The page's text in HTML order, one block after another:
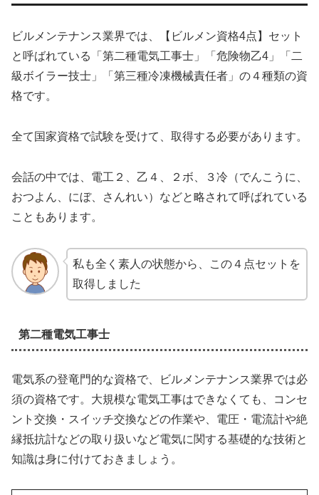
ビルメンテナンス業界では、【ビルメン資格4点】セット
と呼ばれている「第二種電気工事士」「危険物乙4」「二
級ボイラー技士」「第三種冷凍機械責任者」の４種類の資
格です。
全て国家資格で試験を受けて、取得する必要があります。
会話の中では、電工２、乙４、２ボ、３冷（でんこうに、
おつよん、にぼ、さんれい）などと略されて呼ばれている
こともあります。
私も全く素人の状態から、この４点セットを
取得しました
第二種電気工事士
電気系の登竜門的な資格で、ビルメンテナンス業界では必
須の資格です。大規模な電気工事はできなくても、コンセ
ント交換・スイッチ交換などの作業や、電圧・電流計や絶
縁抵抗計などの取り扱いなど電気に関する基礎的な技術と
知識は身に付けておきましょう。